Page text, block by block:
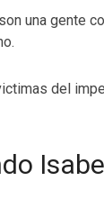
una gente
del